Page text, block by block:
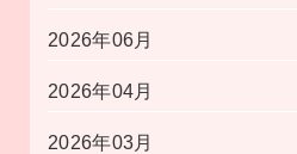
2026年06月
2026年04月
2026年03月